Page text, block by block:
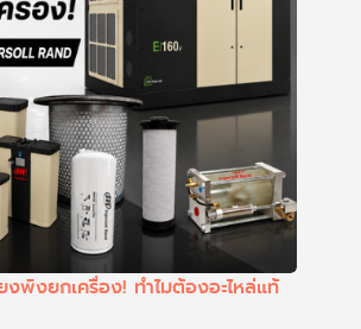
พังยกเครื่อง! ทำไมต้องอะไหล่แท้